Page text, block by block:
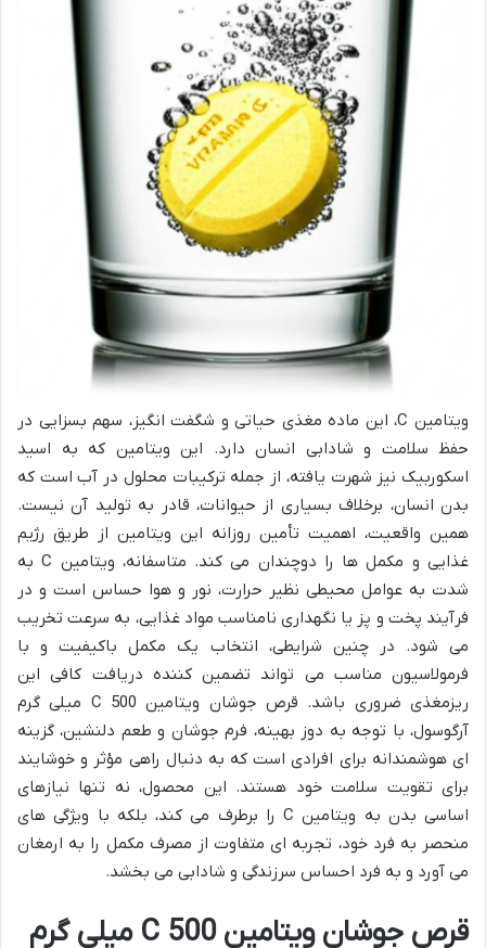
ویتامین C، این ماده مغذی حیاتی و شگفت انگیز، سهم بسزایی در
حفظ سلامت و شادابی انسان دارد. این ویتامین که به اسید
اسکوربیک نیز شهرت یافته، از جمله ترکیبات محلول در آب است که
بدن انسان، برخلاف بسیاری از حیوانات، قادر به تولید آن نیست.
همین واقعیت، اهمیت تأمین روزانه این ویتامین از طریق رژیم
غذایی و مکمل ها را دوچندان می کند. متاسفانه، ویتامین C به
شدت به عوامل محیطی نظیر حرارت، نور و هوا حساس است و در
فرآیند پخت و پز یا نگهداری نامناسب مواد غذایی، به سرعت تخریب
می شود. در چنین شرایطی، انتخاب یک مکمل باکیفیت و با
فرمولاسیون مناسب می تواند تضمین کننده دریافت کافی این
ریزمغذی ضروری باشد. قرص جوشان ویتامین C 500 میلی گرم
آرگوسول، با توجه به دوز بهینه، فرم جوشان و طعم دلنشین، گزینه
ای هوشمندانه برای افرادی است که به دنبال راهی مؤثر و خوشایند
برای تقویت سلامت خود هستند. این محصول، نه تنها نیازهای
اساسی بدن به ویتامین C را برطرف می کند، بلکه با ویژگی های
منحصر به فرد خود، تجربه ای متفاوت از مصرف مکمل را به ارمغان
می آورد و به فرد احساس سرزندگی و شادابی می بخشد.
قرص جوشان ویتامین C 500 میلی گرم